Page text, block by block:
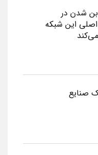
بن شدن در
اصلی این شبکه
صنایع